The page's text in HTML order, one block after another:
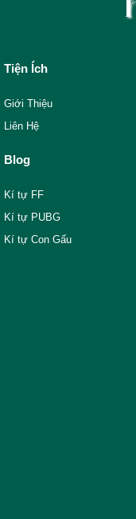
Tiện Ích
Giới Thiệu
Liên Hệ
Blog
Kí tự FF
Kí tự PUBG
Kí tự Con Gấu